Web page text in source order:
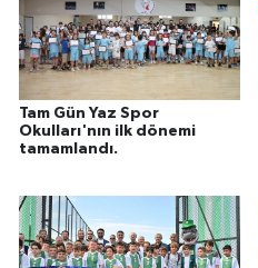
Tam Gün Yaz Spor
Okulları'nın ilk dönemi
tamamlandı.